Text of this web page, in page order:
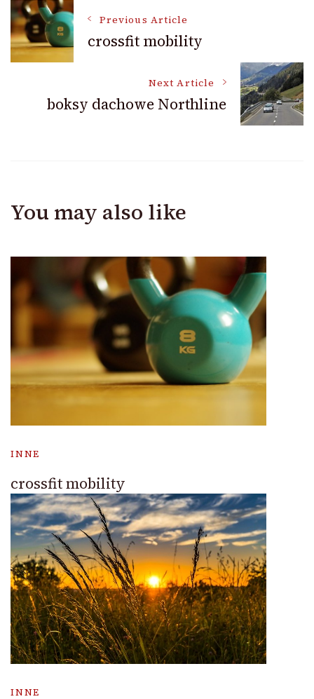
Post
Navigation
Previous Article
crossfit mobility
Next Article
boksy dachowe Northline
You may also like
INNE
crossfit mobility
INNE